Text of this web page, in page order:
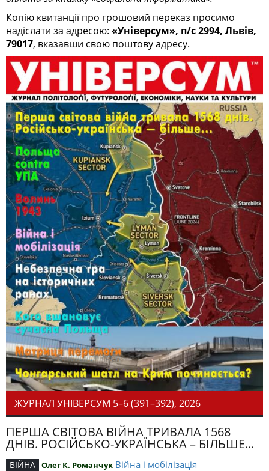
Копію квитанції про грошовий переказ просимо
надіслати за адресою: «Універсум», п/с 2994, Львів,
79017, вказавши свою поштову адресу.
ЖУРНАЛ УНІВЕРСУМ 5–6 (391–392), 2026
ПЕРША СВІТОВА ВІЙНА ТРИВАЛА 1568
ДНІВ. РОСІЙСЬКО-УКРАЇНСЬКА – БІЛЬШЕ...
ВІЙНА Олег К. Романчук Війна і мобілізація